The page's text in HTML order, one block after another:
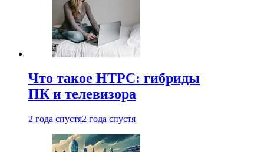
Что такое HTPC: гибриды
ПК и телевизора
2 года спустя2 года спустя